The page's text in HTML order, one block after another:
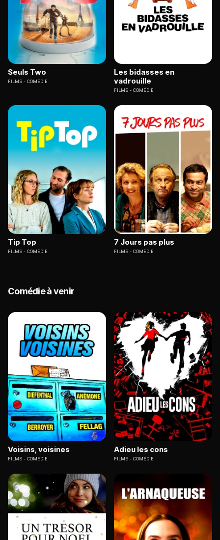
Seuls Two
FILMS COMÉDIE
Les bidasses en
vadrouille
FILMS COMÉDIE
Tip Top
FILMS COMÉDIE
7 Jours pas plus
FILMS COMÉDIE
Comédie à venir
Voisins, voisines
FILMS COMÉDIE
Adieu les cons
FILMS COMÉDIE